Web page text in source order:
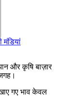
और कृषि बाज़ार
गए भाव केवल